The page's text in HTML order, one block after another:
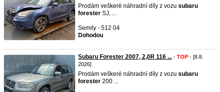
Prodám veškeré náhradní díly z vozu subaru
forester SJ, ...
Semily - 512 04
Dohodou
Subaru Forester 2007, 2,0R 116 ... - TOP - [8.8.
2026]
Prodám veškeré náhradní díly z vozu subaru
forester 200 ...